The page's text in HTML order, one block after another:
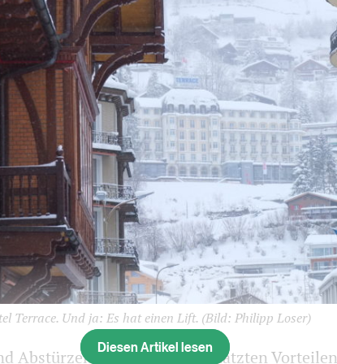
Terrace. Und ja: Es hat einen Lift. (Bild: Philipp Loser)
Abstürzen und den unterschätzten
Diesen Artikel lesen